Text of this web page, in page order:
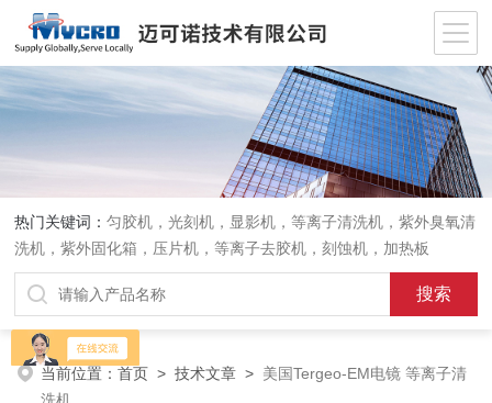
热门关键词：匀胶机，光刻机，显影机，等离子清洗机，紫外臭氧清
洗机，紫外固化箱，压片机，等离子去胶机，刻蚀机，加热板
当前位置：首页 >技术文章 > 美国Tergeo-EM电镜 等离子清